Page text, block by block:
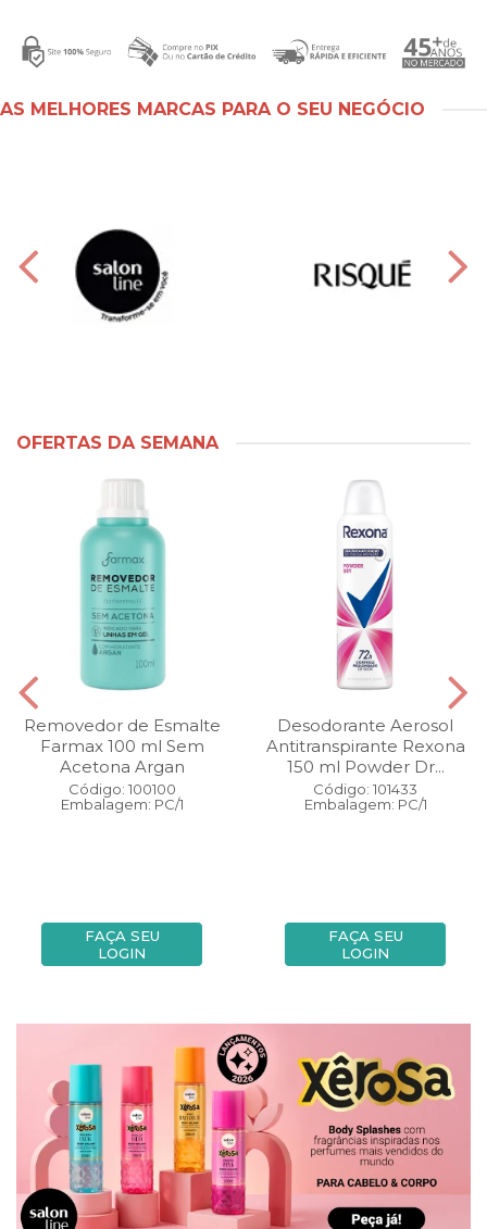
AS MELHORES MARCAS PARA O SEU NEGÓCIO
OFERTAS DA SEMANA
Removedor de Esmalte
Farmax 100 ml Sem
Acetona Argan
Código: 100100
Embalagem: PC/1
FAÇA SEU
LOGIN
Desodorante Aerosol
Antitranspirante Rexona
150 ml Powder Dr...
Código: 101433
Embalagem: PC/1
FAÇA SEU
LOGIN